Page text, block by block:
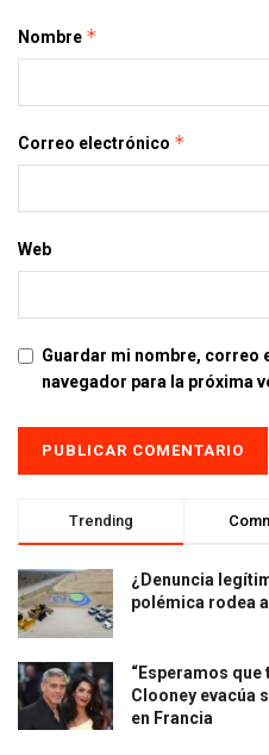
Nombre *
Correo electrónico *
Web
Guardar mi nombre, correo
navegador para la próxima
Trending
¿Denuncia
polémica rodea
“Esperamos que
Clooney evacúa
en Francia